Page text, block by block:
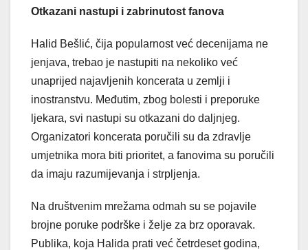
Otkazani nastupi i zabrinutost fanova
Halid Bešlić, čija popularnost već decenijama ne
jenjava, trebao je nastupiti na nekoliko već
unaprijed najavljenih koncerata u zemlji i
inostranstvu. Međutim, zbog bolesti i preporuke
ljekara, svi nastupi su otkazani do daljnjeg.
Organizatori koncerata poručili su da zdravlje
umjetnika mora biti prioritet, a fanovima su poručili
da imaju razumijevanja i strpljenja.
Na društvenim mrežama odmah su se pojavile
brojne poruke podrške i želje za brz oporavak.
Publika, koja Halida prati već četrdeset godina,